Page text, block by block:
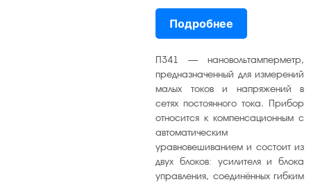
увеличить
или
Подробнее
П341 — нановольтамперметр,
предназначенный для измерений
малых токов и напряжений в
сетях постоянного тока. Прибор
относится к компенсационным с
автоматическим
уравновешиванием и состоит из
двух блоков: усилителя и блока
управления, соединённых гибким